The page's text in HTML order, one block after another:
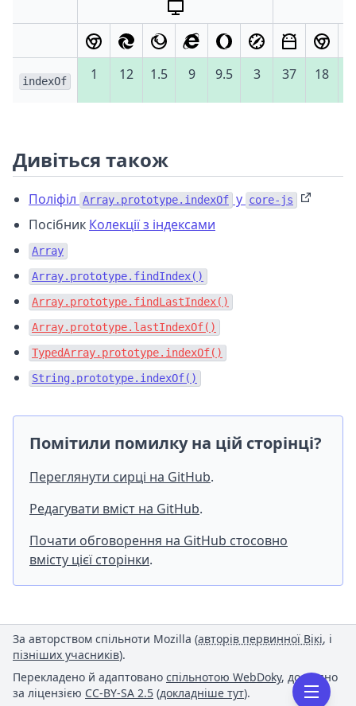
indexOf 1 12 1.5 9 9.5 3 37 18
Дивіться також
Поліфіл Array.prototype.indexOf у core-js
Посібник Колекції з індексами
Array
Array.prototype.findIndex()
Array.prototype.findLastIndex()
Array.prototype.lastIndexOf()
TypedArray.prototype.indexOf()
String.prototype.indexOf()
Помітили помилку на цій сторінці?
Переглянути сирці на GitHub.
Редагувати вміст на GitHub.
Почати обговорення на GitHub стосовно
вмісту цієї сторінки.
За авторством спільноти Mozilla (авторів первинної Вікі, і
пізніших учасників).
Перекладено й адаптовано спільнотою WebDoky, доступно
за ліцензією CC-BY-SA 2.5 (докладніше тут).